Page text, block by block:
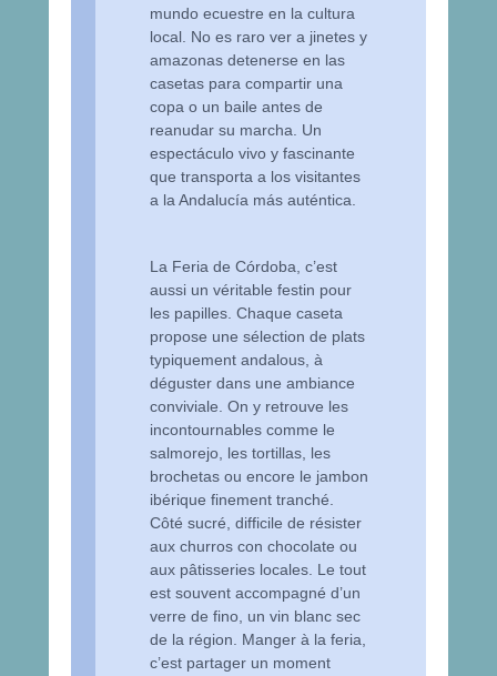
mundo ecuestre en la cultura
local. No es raro ver a jinetes y
amazonas detenerse en las
casetas para compartir una
copa o un baile antes de
reanudar su marcha. Un
espectáculo vivo y fascinante
que transporta a los visitantes
a la Andalucía más auténtica.
La Feria de Córdoba, c’est
aussi un véritable festin pour
les papilles. Chaque caseta
propose une sélection de plats
typiquement andalous, à
déguster dans une ambiance
conviviale. On y retrouve les
incontournables comme le
salmorejo, les tortillas, les
brochetas ou encore le jambon
ibérique finement tranché.
Côté sucré, difficile de résister
aux churros con chocolate ou
aux pâtisseries locales. Le tout
est souvent accompagné d’un
verre de fino, un vin blanc sec
de la région. Manger à la feria,
c’est partager un moment